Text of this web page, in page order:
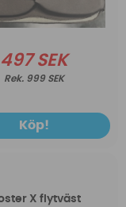
497 SEK
999 SEK
Köp!
X flytväst